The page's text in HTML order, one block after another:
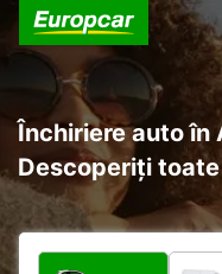
Închiriere auto în
Descoperiți
Ce tip de vehicul?